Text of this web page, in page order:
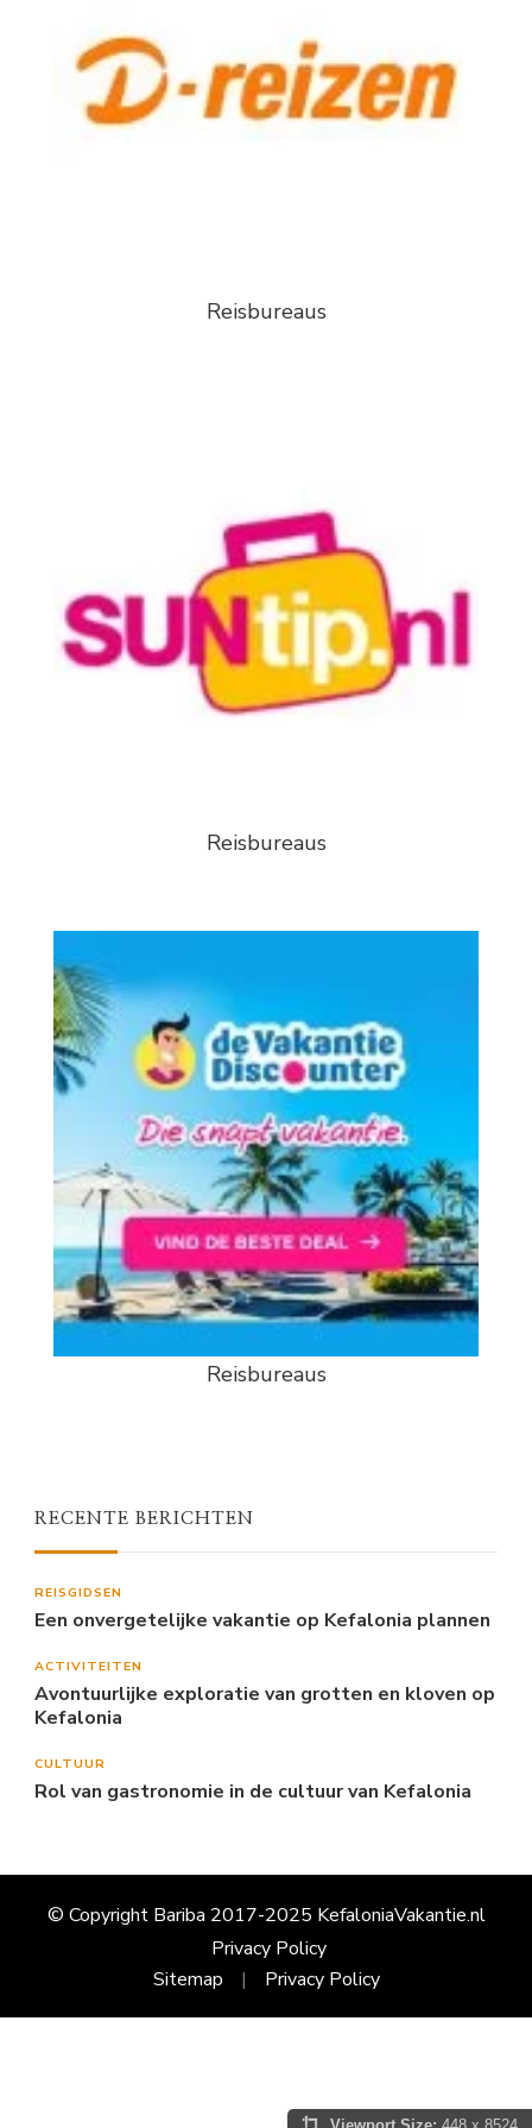
Reisbureaus
Reisbureaus
Reisbureaus
RECENTE BERICHTEN
REISGIDSEN
Een onvergetelijke vakantie op Kefalonia plannen
ACTIVITEITEN
Avontuurlijke exploratie van grotten en kloven op
Kefalonia
CULTUUR
Rol van gastronomie in de cultuur van Kefalonia
© Copyright Bariba 2017-2025 KefaloniaVakantie.nl
Privacy Policy
Sitemap
Privacy Policy